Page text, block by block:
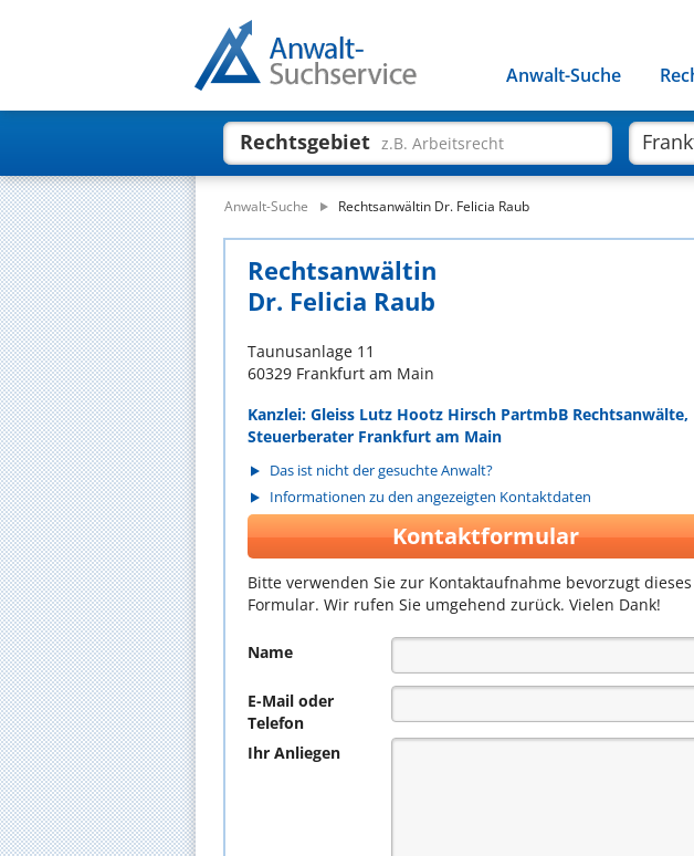
Anwalt-Suche
Rechtsgebiet z.B. Arbeitsrecht
Anwalt-Suche Rechtsanwältin Dr. Felicia Raub
Rechtsanwältin
Dr. Felicia Raub
Taunusanlage 11
60329 Frankfurt am Main
Kanzlei: Gleiss Lutz Hootz Hirsch PartmbB Rechtsanwälte,
Steuerberater Frankfurt am Main
Das ist nicht der gesuchte Anwalt?
Informationen zu den angezeigten Kontaktdaten
Kontaktformular
Bitte verwenden Sie zur Kontaktaufnahme bevorzugt dieses
Formular. Wir rufen Sie umgehend zurück. Vielen Dank!
Name
E-Mail oder
Telefon
Ihr Anliegen